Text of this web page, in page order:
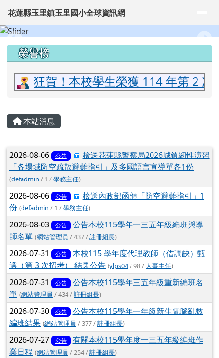
花蓮縣玉里鎮玉里國小全球資訊網
導覽列
花蓮縣玉里鎮玉里國小全球資訊網
上中區域內容
榮譽榜
狂賀！本校學生榮獲 114 年第 2
主內容區域
本站消息
文章列表
2026-08-06 公告
檢送花蓮縣警察局2026城鎮韌性演習
「各場域防空疏散避難指引」及多國語言宣導單各1份
(defadmin / 1 /學務主任)
2026-08-06 公告
檢送內政部函頒「防空避難指引」1
份 (defadmin / 1 /學務主任)
2026-08-03 公告
公告本校115學年一三五年級編班與導
師名單 (網站管理員 / 437 /註冊組長)
2026-07-31 公告
本校115 學年度代理教師（借調缺）甄
選（第 3 次招考） 結果公告 (ylps04/ 98 / 人事主任)
2026-07-31 公告
公告本校115學年三五年級重新編班名
單 (網站管理員 / 434 /註冊組長)
2026-07-30 公告
公告本校115學年一年級新生電腦亂數
編班結果 (網站管理員 / 377 /註冊組長)
2026-07-27 公告
有關本校115學年度一三五年級編班作
業日程 (網站管理員 / 254 /註冊組長)
頁尾區域